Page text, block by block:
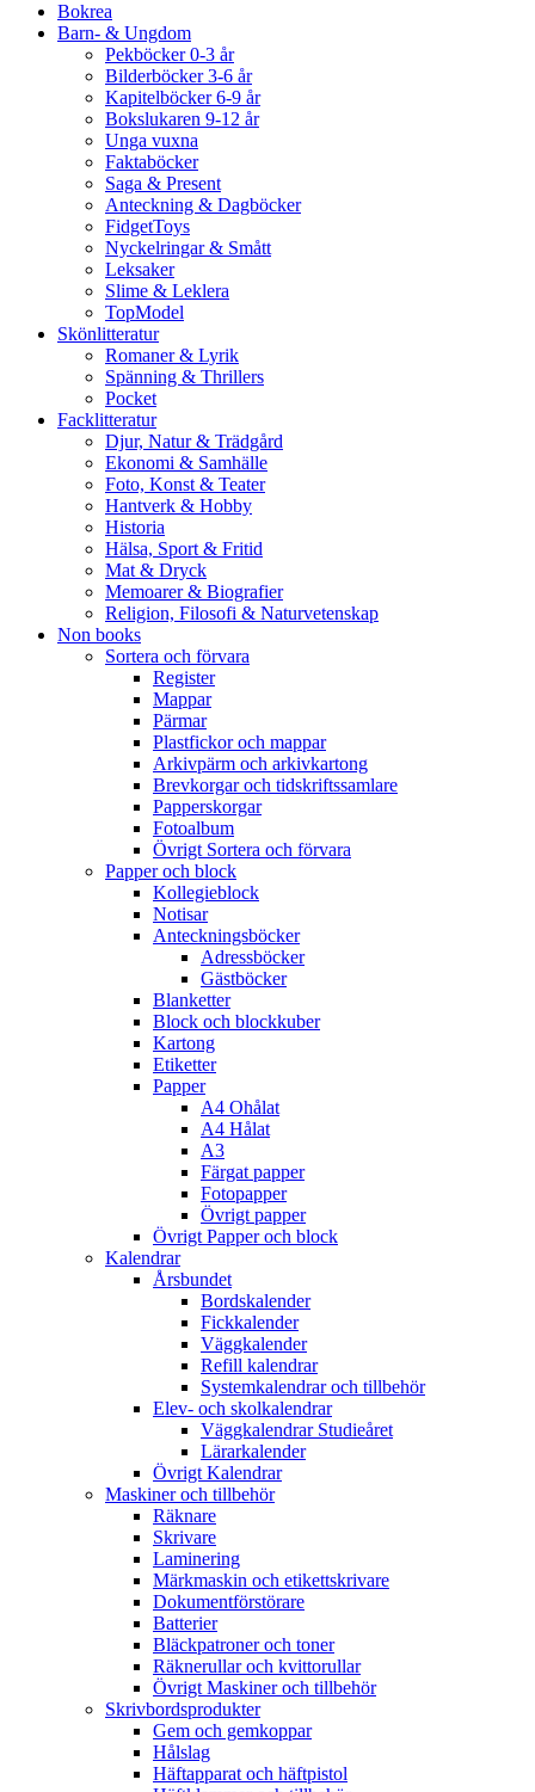
Bokrea
Barn- & Ungdom
Pekböcker 0-3 år
Bilderböcker 3-6 år
Kapitelböcker 6-9 år
Bokslukaren 9-12 år
Unga vuxna
Faktaböcker
Saga & Present
Anteckning & Dagböcker
FidgetToys
Nyckelringar & Smått
Leksaker
Slime & Leklera
TopModel
Skönlitteratur
Romaner & Lyrik
Spänning & Thrillers
Pocket
Facklitteratur
Djur, Natur & Trädgård
Ekonomi & Samhälle
Foto, Konst & Teater
Hantverk & Hobby
Historia
Hälsa, Sport & Fritid
Mat & Dryck
Memoarer & Biografier
Religion, Filosofi & Naturvetenskap
Non books
Sortera och förvara
Register
Mappar
Pärmar
Plastfickor och mappar
Arkivpärm och arkivkartong
Brevkorgar och tidskriftssamlare
Papperskorgar
Fotoalbum
Övrigt Sortera och förvara
Papper och block
Kollegieblock
Notisar
Anteckningsböcker
Adressböcker
Gästböcker
Blanketter
Block och blockkuber
Kartong
Etiketter
Papper
A4 Ohålat
A4 Hålat
A3
Färgat papper
Fotopapper
Övrigt papper
Övrigt Papper och block
Kalendrar
Årsbundet
Bordskalender
Fickkalender
Väggkalender
Refill kalendrar
Systemkalendrar och tillbehör
Elev- och skolkalendrar
Väggkalendrar Studieåret
Lärarkalender
Övrigt Kalendrar
Maskiner och tillbehör
Räknare
Skrivare
Laminering
Märkmaskin och etikettskrivare
Dokumentförstörare
Batterier
Bläckpatroner och toner
Räknerullar och kvittorullar
Övrigt Maskiner och tillbehör
Skrivbordsprodukter
Gem och gemkoppar
Hålslag
Häftapparat och häftpistol